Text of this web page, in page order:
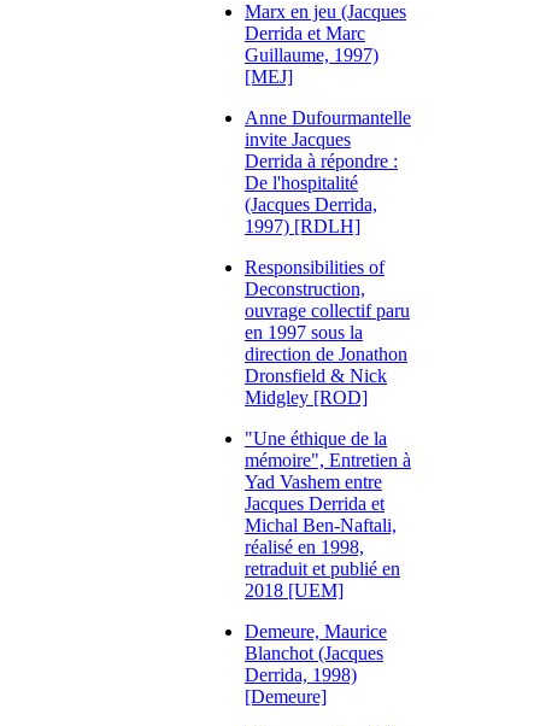
Marx en jeu (Jacques
Derrida et Marc
Guillaume, 1997)
[MEJ]
Anne Dufourmantelle
invite Jacques
Derrida à répondre :
De l'hospitalité
(Jacques Derrida,
1997) [RDLH]
Responsibilities of
Deconstruction,
ouvrage collectif paru
en 1997 sous la
direction de Jonathon
Dronsfield & Nick
Midgley [ROD]
"Une éthique de la
mémoire", Entretien à
Yad Vashem entre
Jacques Derrida et
Michal Ben-Naftali,
réalisé en 1998,
retraduit et publié en
2018 [UEM]
Demeure, Maurice
Blanchot (Jacques
Derrida, 1998)
[Demeure]